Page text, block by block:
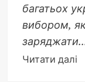
багатьох
вибором,
Читати далі